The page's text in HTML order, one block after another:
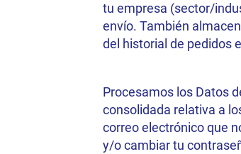
tu empresa (sector/
envío. También
del historial de pedidos
Procesamos los Datos
consolidada relativa a
correo electrónico que
y/o cambiar tu